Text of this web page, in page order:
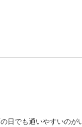
日でも通いやすいの